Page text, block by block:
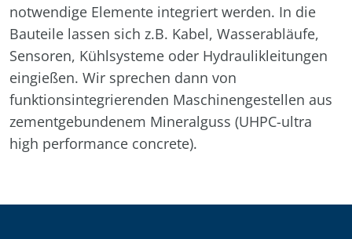
notwendige Elemente integriert werden. In die
Bauteile lassen sich z.B. Kabel, Wasserabläufe,
Sensoren, Kühlsysteme oder Hydraulikleitungen
eingießen. Wir sprechen dann von
funktionsintegrierenden Maschinengestellen aus
zementgebundenem Mineralguss (UHPC-ultra
high performance concrete).